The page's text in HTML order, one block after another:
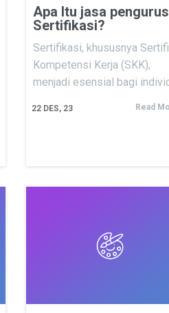
Apa Itu jasa
Sertifikasi?
22 DES, 23
Sertifikasi, khususnya
Kompetensi Kerja (SKK),
menjadi esensial bagi
Read